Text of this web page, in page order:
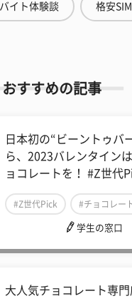
バイト体験談 格安
おすすめの記事
日本初の“ビーントゥバ
ら、2023バレンタイン
ョコレートを！ #Z世代
#Z世代Pick #チョコレー
学生の窓口
大人気チョコレート専